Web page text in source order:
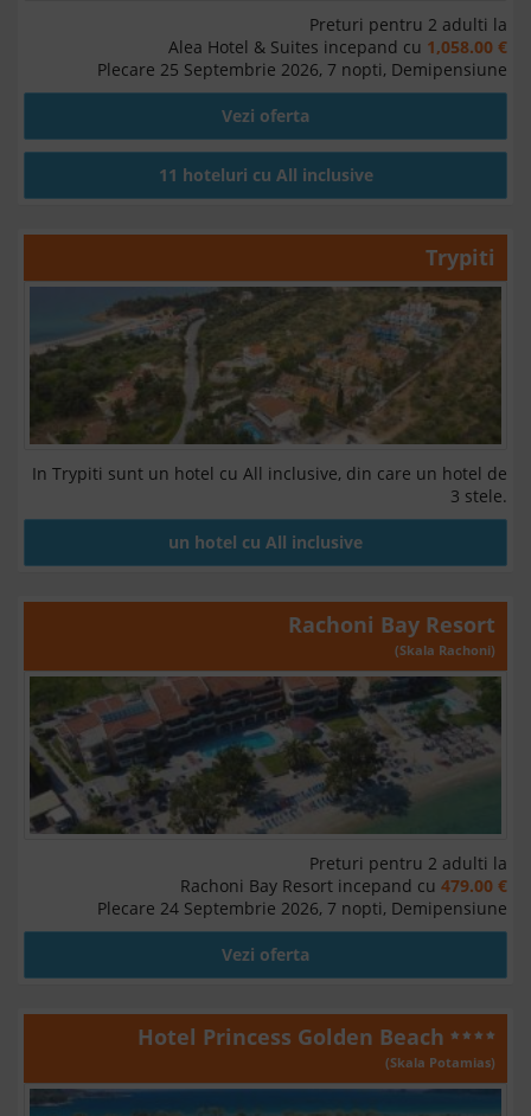
Preturi pentru 2 adulti la
Alea Hotel & Suites incepand cu 1,058.00 €
Plecare 25 Septembrie 2026, 7 nopti, Demipensiune
Vezi oferta
11 hoteluri cu All inclusive
Trypiti
In Trypiti sunt un hotel cu All inclusive, din care un hotel de
3 stele.
un hotel cu All inclusive
Rachoni Bay Resort
(Skala Rachoni)
Preturi pentru 2 adulti la
Rachoni Bay Resort incepand cu 479.00 €
Plecare 24 Septembrie 2026, 7 nopti, Demipensiune
Vezi oferta
Hotel Princess Golden Beach
(Skala Potamias)